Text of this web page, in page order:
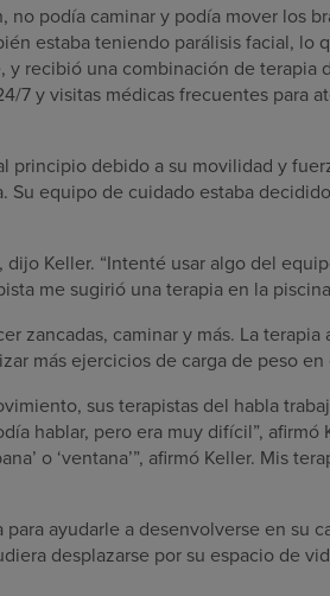
podía caminar y podía mover los
estaba teniendo parálisis facial, lo
recibió una combinación de terapia
7 y visitas médicas frecuentes para
principio debido a su movilidad y
equipo de cuidado estaba
dijo Keller. “Intenté usar algo del
me sugirió una terapia en la
zancadas, caminar y más. La terapia
más ejercicios de carga de peso
sus terapistas del habla
hablar, pero era muy difícil”, afirmó
o ‘ventana’”, afirmó Keller. Mis
ayudarle a desenvolverse en su
desplazarse por su espacio de